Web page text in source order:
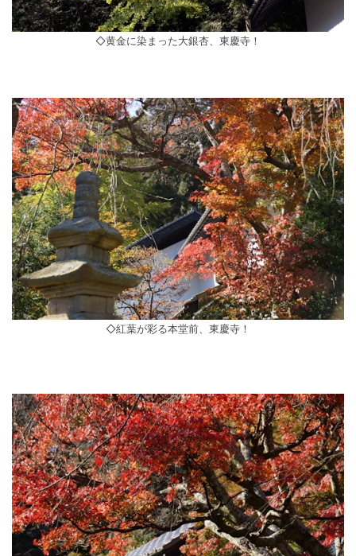
◇黄金に染まった大銀杏、東慶寺！
◇紅葉が彩る本堂前、東慶寺！